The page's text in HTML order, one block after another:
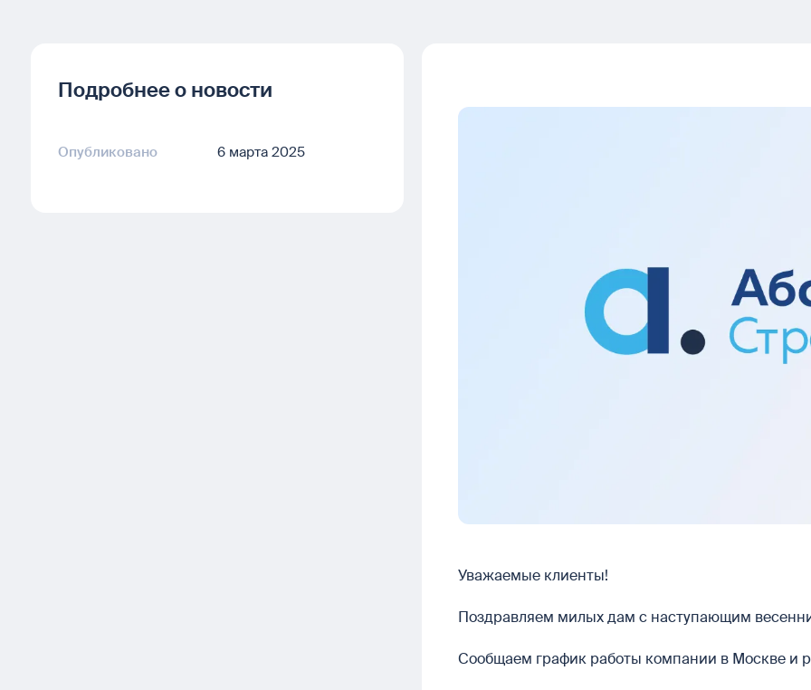
Подробнее о новости
Опубликовано 6 марта 2025
Уважаемые клиенты!
Поздравляем милых дам с наступающим
Сообщаем график работы компании в Москве и